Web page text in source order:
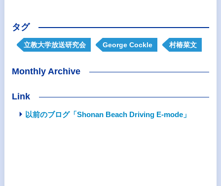
タグ
立教大学放送研究会 George Cockle 村椿菜文
Monthly Archive
Link
以前のブログ「Shonan Beach Driving E-mode」